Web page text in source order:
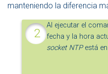
manteniendo la diferencia
Al ejecutar el
fecha y la hora
socket NTPestá